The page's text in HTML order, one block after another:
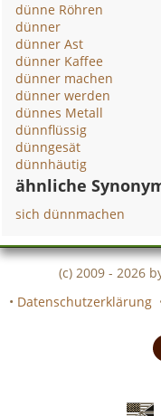
dünne Röhren
dünner
dünner Ast
dünner Kaffee
dünner machen
dünner werden
dünnes Metall
dünnflüssig
dünngesät
dünnhäutig
ähnliche
sich dünnmachen
(c) 2009 - 2026
• Datenschutzerklärung